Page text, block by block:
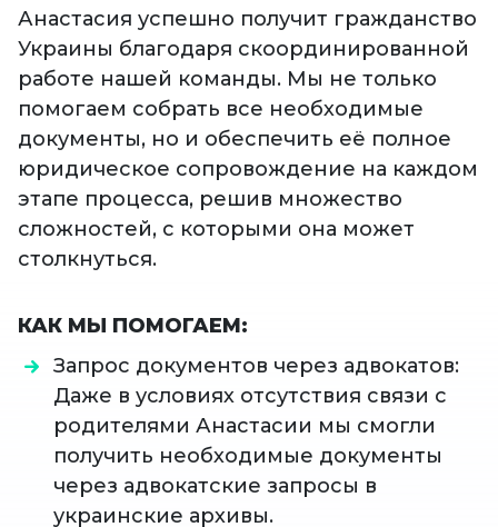
Анастасия успешно получит гражданство
Украины благодаря скоординированной
работе нашей команды. Мы не только
помогаем собрать все необходимые
документы, но и обеспечить её полное
юридическое сопровождение на каждом
этапе процесса, решив множество
сложностей, с которыми она может
столкнуться.
КАК МЫ ПОМОГАЕМ:
Запрос документов через адвокатов:
Даже в условиях отсутствия связи с
родителями Анастасии мы смогли
получить необходимые документы
через адвокатские запросы в
украинские архивы.